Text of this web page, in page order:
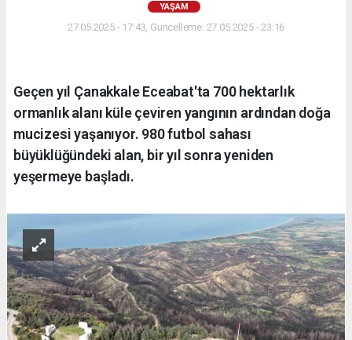
YAŞAM
27.05.2025 - 17:43, Güncelleme: 27.05.2025 - 23:16
Geçen yıl Çanakkale Eceabat'ta 700 hektarlık
ormanlık alanı küle çeviren yangının ardından doğa
mucizesi yaşanıyor. 980 futbol sahası
büyüklüğündeki alan, bir yıl sonra yeniden
yeşermeye başladı.